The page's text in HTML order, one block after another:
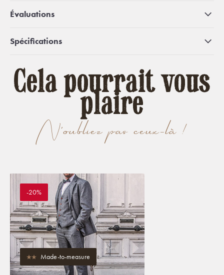
Évaluations
Spécifications
N'oubliez pas ceux-là !
Cela pourrait vous
plaire
-20%
Made-to-measure